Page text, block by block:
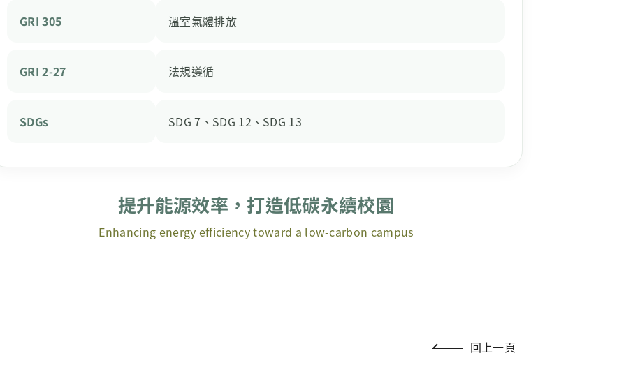
GRI 305 溫室氣體排放
GRI 2-27 法規遵循
SDGs SDG 7、SDG 12、SDG 13
提升能源效率，打造低碳永續校園
Enhancing energy efficiency toward a low-carbon campus
回上一頁